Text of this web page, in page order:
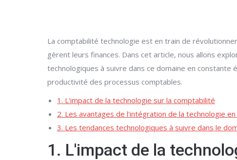
La comptabilité technologie est en train de
gèrent leurs finances. Dans cet article, nous allons
technologiques à suivre dans ce domaine en
productivité des processus comptables.
1. L'impact de la technologie sur la comptabilité
2. Les avantages de l'intégration de la technologie
3. Les tendances technologiques à suivre dans le
1. L'impact de la